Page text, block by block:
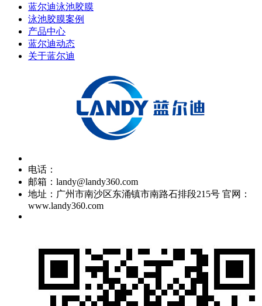
蓝尔迪泳池胶膜
泳池胶膜案例
产品中心
蓝尔迪动态
关于蓝尔迪
电话：
邮箱：landy@landy360.com
地址：广州市南沙区东涌镇市南路石排段215号 官网：
www.landy360.com